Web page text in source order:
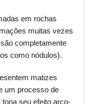
em rochas
muitas vezes
completamente
como nódulos).
matizes
um processo de
seu efeito arco-